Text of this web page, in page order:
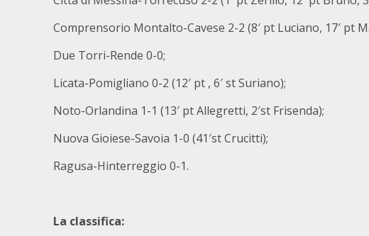
Comprensorio Montalto-Cavese 2-2 (8′ pt Luciano, 17′ pt
Due Torri-Rende 0-0;
Licata-Pomigliano 0-2 (12′ pt , 6′ st Suriano);
Noto-Orlandina 1-1 (13′ pt Allegretti, 2′st Frisenda);
Nuova Gioiese-Savoia 1-0 (41′st Crucitti);
Ragusa-Hinterreggio 0-1.
La classifica: